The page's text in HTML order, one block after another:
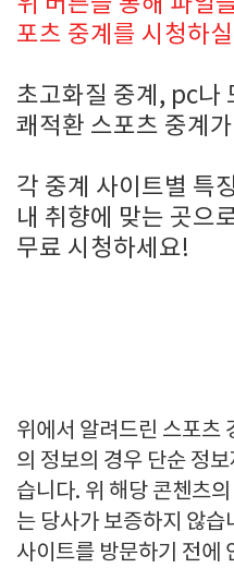
포츠 중계를 시청하
초고화질 중계, pc나
쾌적환 스포츠 중계
각 중계 사이트별 특
내 취향에 맞는 곳으
무료 시청하세요!
위에서 알려드린 스포츠
의 정보의 경우 단순 정
습니다. 위 해당 콘첸츠
는 당사가 보증하지 않습
사이트를 방문하기 전에